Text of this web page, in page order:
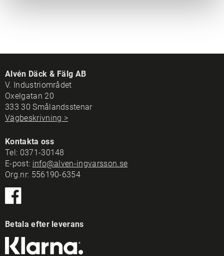
Alvén Däck & Fälg AB
V. Industriområdet
Oxelgatan 20
333 30 Smålandsstenar
Vägbeskrivning >
Kontakta oss
Tel: 0371-30148
E-post: info@alven-ingvarsson.se
Org.nr: 556190-6354
Betala efter leverans